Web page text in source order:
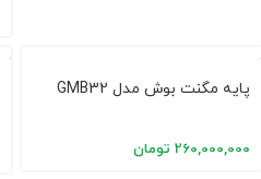
پایه مگنت بوش مدل GMB32
260,000,000 تومان